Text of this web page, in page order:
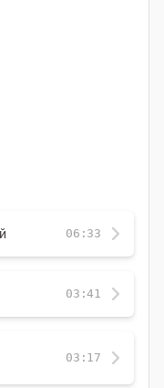
06:33
03:41
03:17